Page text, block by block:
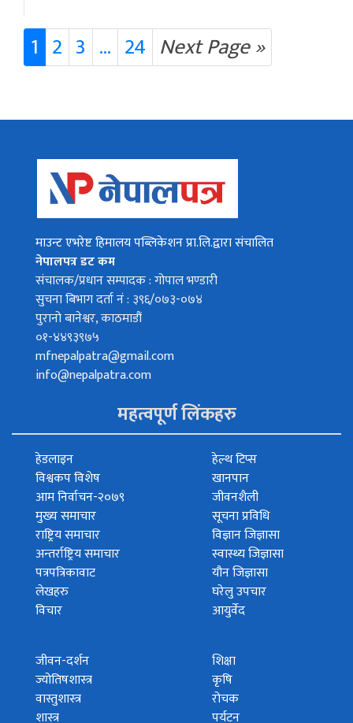
1 2 3 ... 24 Next Page »
माउन्ट एभरेष्ट हिमालय पब्लिकेशन प्रा.लि.द्वारा संचालित
नेपालपत्र डट कम
संचालक/प्रधान सम्पादक : गोपाल भण्डारी
सुचना बिभाग दर्ता नं : ३९६/०७३-०७४
पुरानो बानेश्वर, काठमाडौं
०१-४४९३९७५
mfnepalpatra@gmail.com
info@nepalpatra.com
महत्वपूर्ण लिंकहरु
हेडलाइन
विश्वकप विशेष
आम निर्वाचन-२०७९
मुख्य समाचार
राष्ट्रिय समाचार
अन्तर्राष्ट्रिय समाचार
पत्रपत्रिकावाट
लेखहरु
विचार
हेल्थ टिप्स
खानपान
जीवनशैली
सूचना प्रविधि
विज्ञान जिज्ञासा
स्वास्थ्य जिज्ञासा
यौन जिज्ञासा
घरेलु उपचार
आयुर्वेद
जीवन-दर्शन
ज्योतिषशास्त्र
वास्तुशास्त्र
शास्त्र
शिक्षा
कृषि
रोचक
पर्यटन